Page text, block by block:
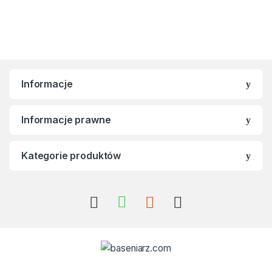
Informacje
Informacje prawne
Kategorie produktów